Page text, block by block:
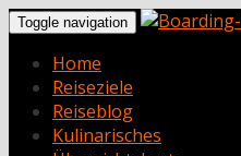
Toggle navigation
Home
Reiseziele
Reiseblog
Kulinarisches